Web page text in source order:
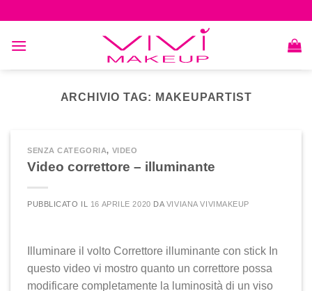
content
ARCHIVIO TAG: MAKEUPARTIST
SENZA CATEGORIA, VIDEO
Video correttore – illuminante
PUBBLICATO IL 16 APRILE 2020 DA VIVIANA VIVIMAKEUP
Illuminare il volto Correttore illuminante con stick In
questo video vi mostro quanto un correttore possa
modificare completamente la luminosità di un viso